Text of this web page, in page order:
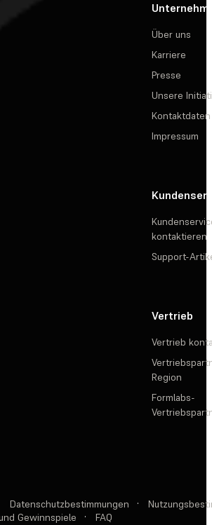
Über uns
Karriere
Presse
Unsere
Kontaktdaten
Impressum
kontaktieren
Support-
Vertrieb
Vertrieb
Region
Formlabs-
Datenschutzbestimmungen ·
Gewinnspiele
· FAQ